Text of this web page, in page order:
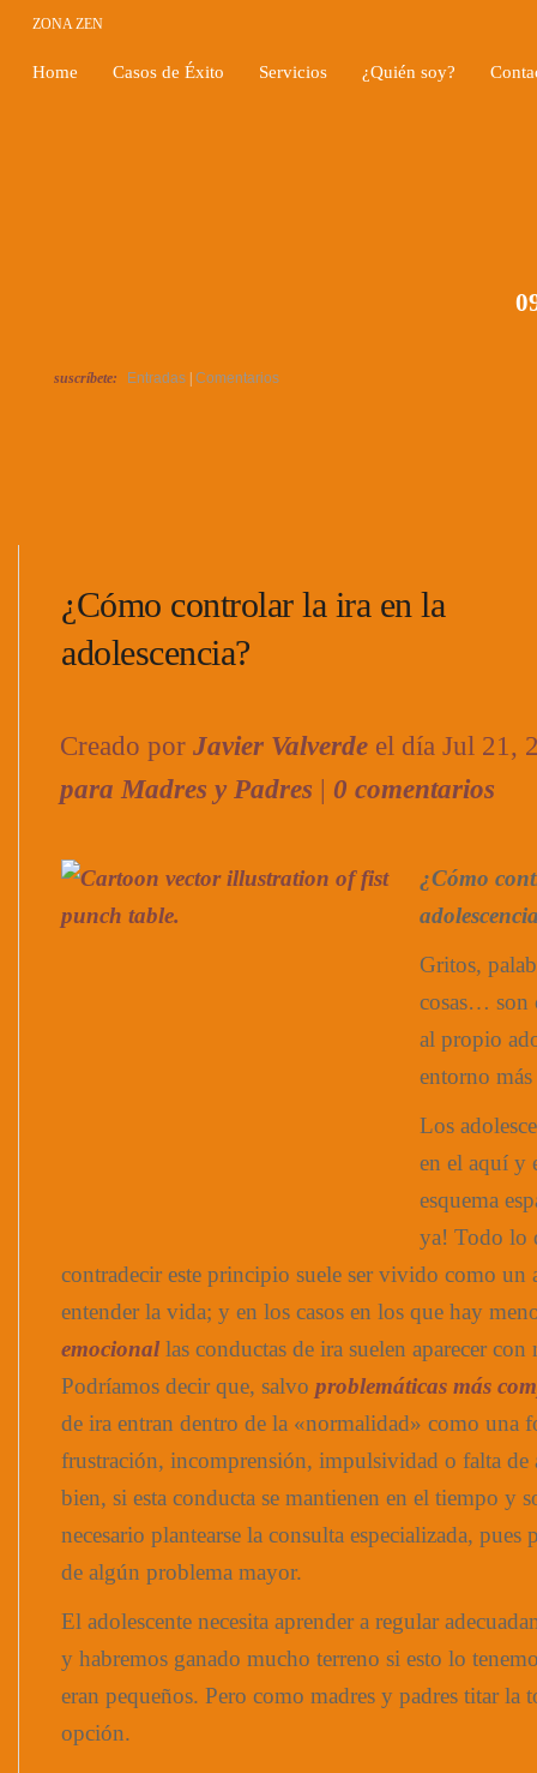
ZONA ZEN
Home Casos de Éxito Servicios ¿Quién soy?
suscríbete: Entradas Comentarios
¿Cómo controlar la ira en la
adolescencia?
Creado por Javier Valverde el día Jul 21,
para Madres y Padres | 0 comentarios
¿Cómo
Gritos,
cosas… son
al propio
entorno
Los
en el aquí y
esquema
ya! Todo lo
contradecir este principio suele ser vivido como un
entender la vida; y en los casos en los que hay
emocional las conductas de ira suelen aparecer
Podríamos decir que, salvo problemáticas más
de ira entran dentro de la «normalidad» como una
frustración, incomprensión, impulsividad o falta
bien, si esta conducta se mantienen en el tiempo y
necesario plantearse la consulta especializada, pues
de algún problema mayor.
El adolescente necesita aprender a regular
y habremos ganado mucho terreno si esto lo
eran pequeños. Pero como madres y padres titar la
opción.